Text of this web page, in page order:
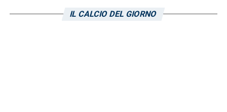
per un ritorno a tinte blucerchiate. Il popolo
IL CALCIO DEL GIORNO